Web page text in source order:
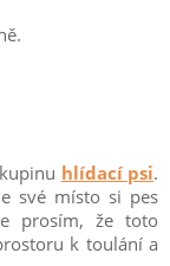
hlídací psi.
své místo si pes
prosím, že toto
k toulání a